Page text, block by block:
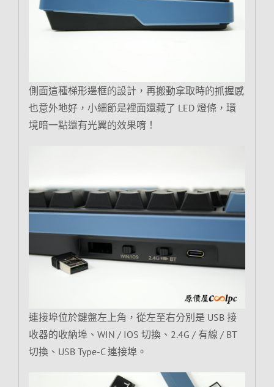
側面這種梯形邊框的設計，再搬動拿取時的抓握感
也意外地好，小細節是裡面還藏了 LED 燈條，環
境暗一點還有光翼的效果唷！
連接埠位於鍵盤左上角，從左至右分別是 USB 接
收器的收納埠、WIN / IOS 切換、2.4G / 有線 / BT
切換、USB Type-C 連接埠。